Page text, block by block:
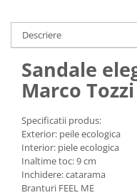
Descriere
Sandale
Marco
Specificatii produs:
Exterior: peile ecologica
Interior: piele ecologica
Inaltime toc: 9 cm
Inchidere: catarama
Branturi FEEL ME